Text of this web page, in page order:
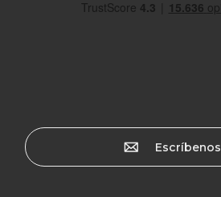
Escríbenos